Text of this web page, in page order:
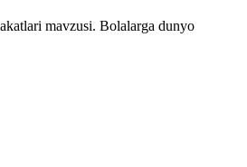
mavzusi. Bolalarga dunyo